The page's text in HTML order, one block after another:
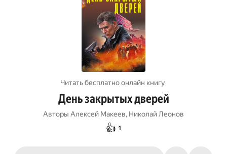
Читать бесплатно онлайн книгу
День закрытых дверей
Авторы Алексей Макеев, Николай Леонов
👍 1